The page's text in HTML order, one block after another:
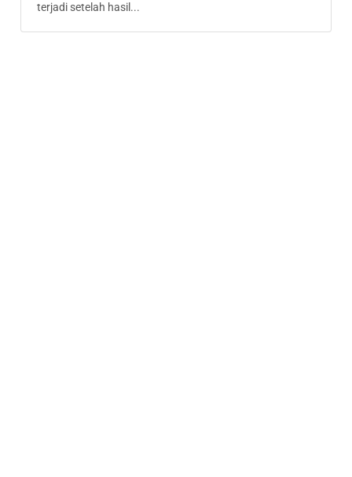
terjadi setelah hasil...